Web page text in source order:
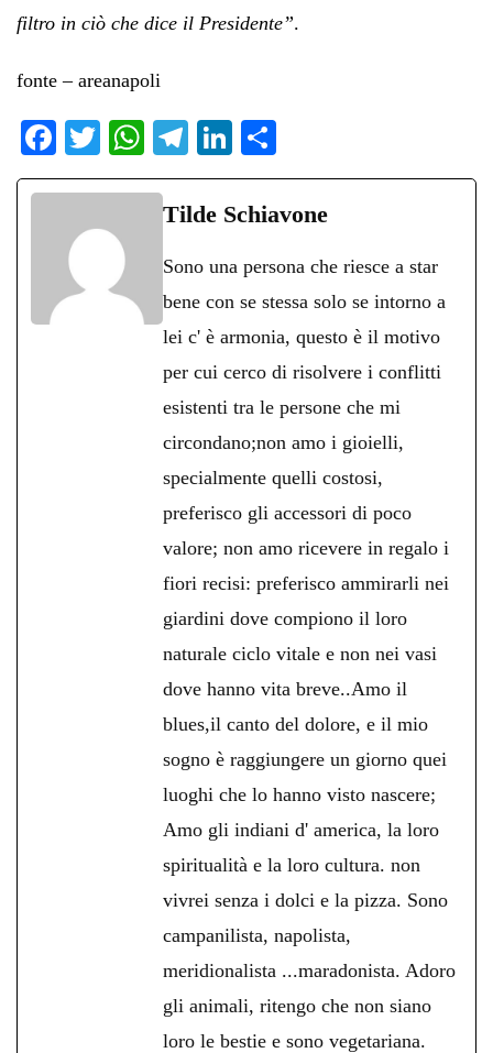
filtro in ciò che dice il Presidente”.
fonte – areanapoli
Fa
ce
ok
T
wi
r
W
ha
ts
pp
Te
le
gr
m
Li
nk
ed
on
di
di
Tilde Schiavone
Sono una persona che riesce a star
bene con se stessa solo se intorno a
lei c' è armonia, questo è il motivo
per cui cerco di risolvere i conflitti
esistenti tra le persone che mi
circondano;non amo i gioielli,
specialmente quelli costosi,
preferisco gli accessori di poco
valore; non amo ricevere in regalo i
fiori recisi: preferisco ammirarli nei
giardini dove compiono il loro
naturale ciclo vitale e non nei vasi
dove hanno vita breve..Amo il
blues,il canto del dolore, e il mio
sogno è raggiungere un giorno quei
luoghi che lo hanno visto nascere;
Amo gli indiani d' america, la loro
spiritualità e la loro cultura. non
vivrei senza i dolci e la pizza. Sono
campanilista, napolista,
meridionalista ...maradonista. Adoro
gli animali, ritengo che non siano
loro le bestie e sono vegetariana.